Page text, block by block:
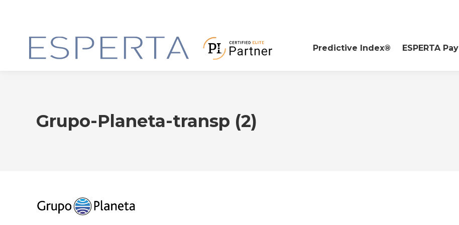
Predictive Index® ESPERTA Pay
Grupo-Planeta-transp (2)